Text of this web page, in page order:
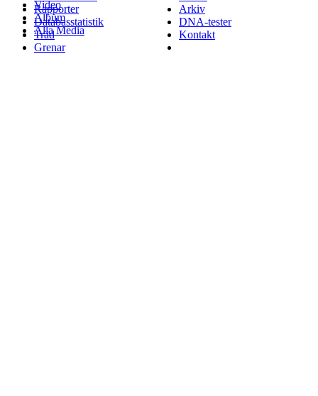
Video
Album
Alla Media
Rapporter
Databasstatistik
Träd
Grenar
Arkiv
DNA-tester
Kontakt